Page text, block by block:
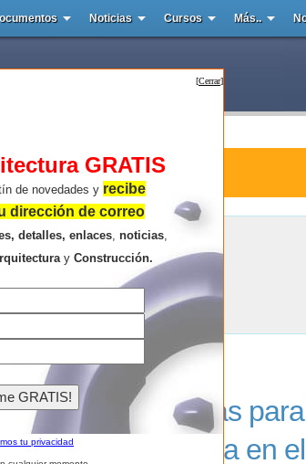
Noticias Cursos Más..
Propuestas Casa-piscina
Propuestas Casa-piscina
Resultados de la búsqueda .
Propuestas
con piscina en
[Cerrar]
GRATIS
de novedades y recibe
dirección de correo
detalles, enlaces, noticias,
y Construcción.
tu privacidad